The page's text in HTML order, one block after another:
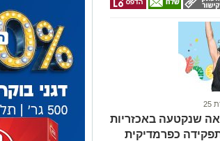
מן ז"ל הייתה חוגגת 25, רבע מאה שנקטעה באכזריות
כפרמדיקית